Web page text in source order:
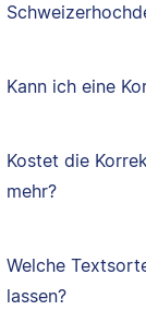
Kann ich eine
Kostet die
mehr?
Welche
lassen?